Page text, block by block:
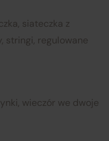
siateczka z
stringi, regulowane
wieczór we dwoje